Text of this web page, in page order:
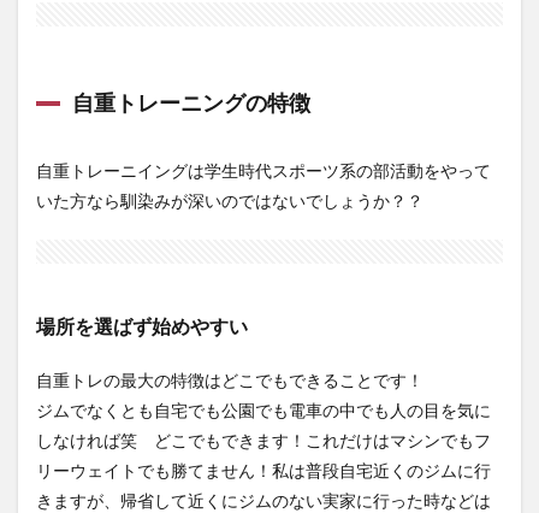
すい
を掛け
やすい
場所が
れ習う
必要も
あり1種
目で複
数箇所
を鍛え
られな
自重トレーニングの特徴
自重トレーニイングは学生時代スポーツ系の部活動をやって
いた方なら馴染みが深いのではないでしょうか？？
場所を選ばず始めやすい
自重トレの最大の特徴はどこでもできることです！
ジムでなくとも自宅でも公園でも電車の中でも人の目を気に
しなければ笑 どこでもできます！これだけはマシンでもフ
リーウェイトでも勝てません！私は普段自宅近くのジムに行
きますが、帰省して近くにジムのない実家に行った時などは